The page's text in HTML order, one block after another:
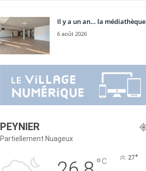
Il y a un an… la médiathèque
6 août 2026
PEYNIER
Partiellement Nuageux
°C 27°